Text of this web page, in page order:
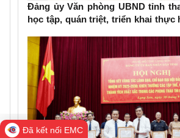
Đảng ủy Văn phòng UBND tỉnh
học tập, quán triệt, triển khai thực
kỳ 2025-2030
Đã kết nối EMC